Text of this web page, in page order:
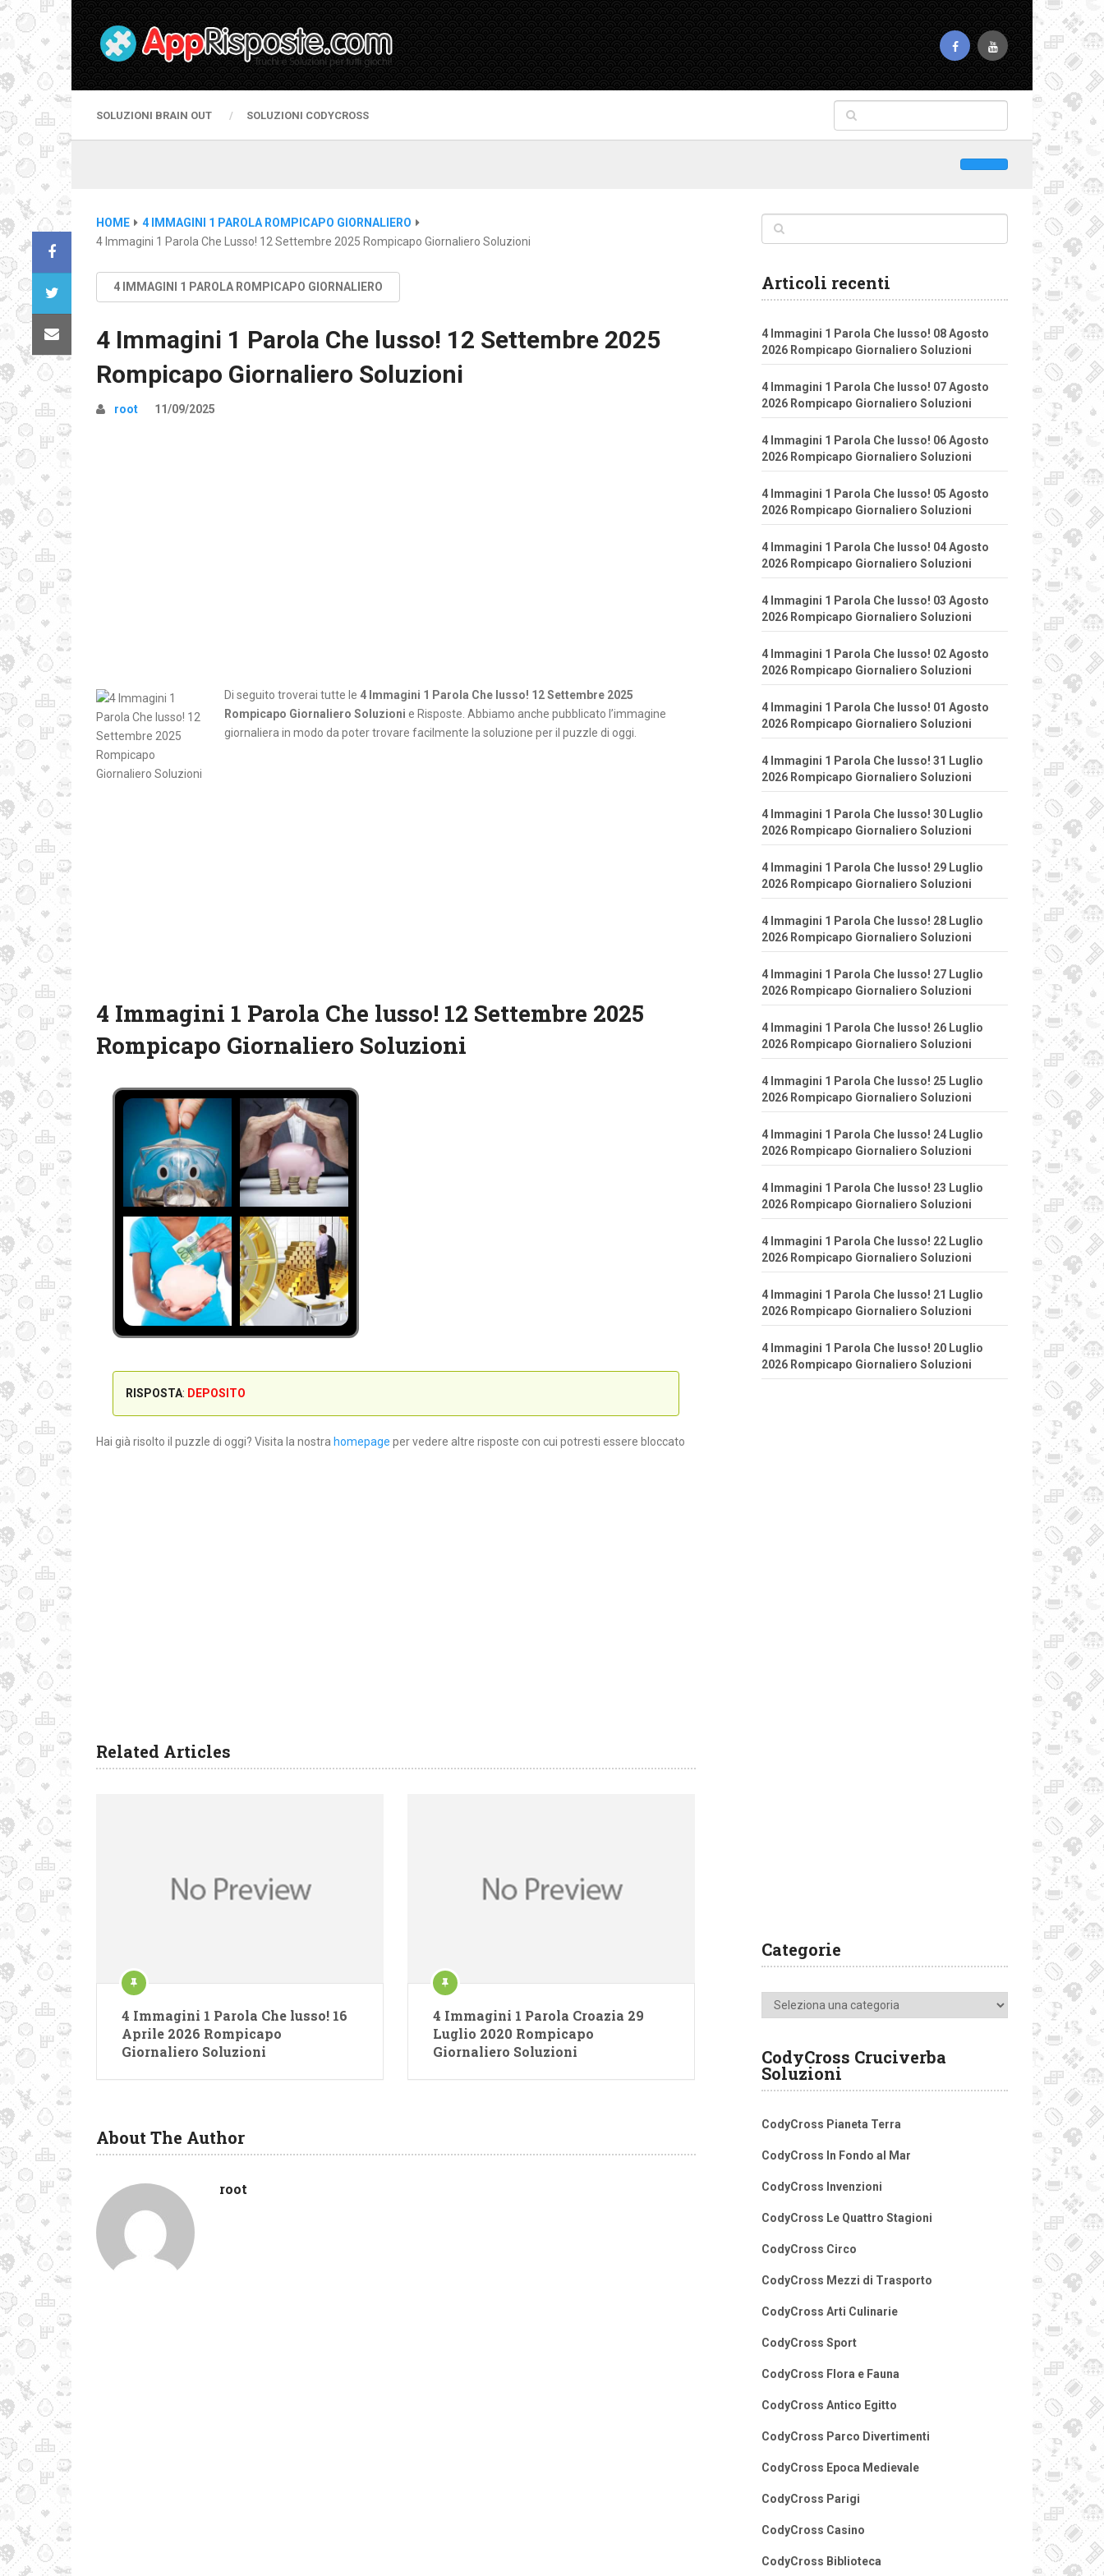
SOLUZIONI BRAIN OUT SOLUZIONI CODYCROSS
HOME
4 IMMAGINI 1 PAROLA ROMPICAPO GIORNALIERO
4 Immagini 1 Parola Che Lusso! 12 Settembre 2025 Rompicapo Giornaliero Soluzioni
4 IMMAGINI 1 PAROLA ROMPICAPO GIORNALIERO
4 Immagini 1 Parola Che lusso! 12 Settembre 2025
Rompicapo Giornaliero Soluzioni
root 11/09/2025
Di seguito troverai tutte le 4 Immagini 1 Parola Che lusso! 12 Settembre 2025
Rompicapo Giornaliero Soluzioni e Risposte. Abbiamo anche pubblicato l’immagine
giornaliera in modo da poter trovare facilmente la soluzione per il puzzle di oggi.
4 Immagini 1 Parola Che lusso! 12 Settembre 2025
Rompicapo Giornaliero Soluzioni
RISPOSTA: DEPOSITO
Hai già risolto il puzzle di oggi? Visita la nostra homepage per vedere altre risposte con cui potresti essere bloccato
Related Articles
4 Immagini 1 Parola Che lusso! 16
Aprile 2026 Rompicapo
Giornaliero Soluzioni
4 Immagini 1 Parola Croazia 29
Luglio 2020 Rompicapo
Giornaliero Soluzioni
About The Author
root
Articoli recenti
4 Immagini 1 Parola Che lusso! 08 Agosto
2026 Rompicapo Giornaliero Soluzioni
4 Immagini 1 Parola Che lusso! 07 Agosto
2026 Rompicapo Giornaliero Soluzioni
4 Immagini 1 Parola Che lusso! 06 Agosto
2026 Rompicapo Giornaliero Soluzioni
4 Immagini 1 Parola Che lusso! 05 Agosto
2026 Rompicapo Giornaliero Soluzioni
4 Immagini 1 Parola Che lusso! 04 Agosto
2026 Rompicapo Giornaliero Soluzioni
4 Immagini 1 Parola Che lusso! 03 Agosto
2026 Rompicapo Giornaliero Soluzioni
4 Immagini 1 Parola Che lusso! 02 Agosto
2026 Rompicapo Giornaliero Soluzioni
4 Immagini 1 Parola Che lusso! 01 Agosto
2026 Rompicapo Giornaliero Soluzioni
4 Immagini 1 Parola Che lusso! 31 Luglio
2026 Rompicapo Giornaliero Soluzioni
4 Immagini 1 Parola Che lusso! 30 Luglio
2026 Rompicapo Giornaliero Soluzioni
4 Immagini 1 Parola Che lusso! 29 Luglio
2026 Rompicapo Giornaliero Soluzioni
4 Immagini 1 Parola Che lusso! 28 Luglio
2026 Rompicapo Giornaliero Soluzioni
4 Immagini 1 Parola Che lusso! 27 Luglio
2026 Rompicapo Giornaliero Soluzioni
4 Immagini 1 Parola Che lusso! 26 Luglio
2026 Rompicapo Giornaliero Soluzioni
4 Immagini 1 Parola Che lusso! 25 Luglio
2026 Rompicapo Giornaliero Soluzioni
4 Immagini 1 Parola Che lusso! 24 Luglio
2026 Rompicapo Giornaliero Soluzioni
4 Immagini 1 Parola Che lusso! 23 Luglio
2026 Rompicapo Giornaliero Soluzioni
4 Immagini 1 Parola Che lusso! 22 Luglio
2026 Rompicapo Giornaliero Soluzioni
4 Immagini 1 Parola Che lusso! 21 Luglio
2026 Rompicapo Giornaliero Soluzioni
4 Immagini 1 Parola Che lusso! 20 Luglio
2026 Rompicapo Giornaliero Soluzioni
Categorie
Categorie
CodyCross Cruciverba
Soluzioni
CodyCross Pianeta Terra
CodyCross In Fondo al Mar
CodyCross Invenzioni
CodyCross Le Quattro Stagioni
CodyCross Circo
CodyCross Mezzi di Trasporto
CodyCross Arti Culinarie
CodyCross Sport
CodyCross Flora e Fauna
CodyCross Antico Egitto
CodyCross Parco Divertimenti
CodyCross Epoca Medievale
CodyCross Parigi
CodyCross Casino
CodyCross Biblioteca